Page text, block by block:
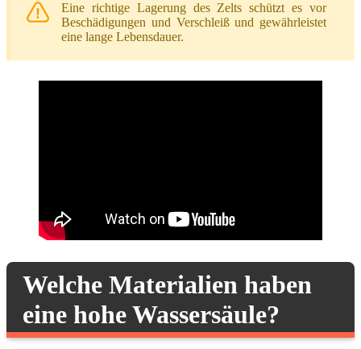
Eine richtige Lagerung des Zelts schützt es vor
Beschädigungen und Verschleiß und gewährleistet
eine lange Lebensdauer.
Welche Materialien haben
eine hohe Wassersäule?